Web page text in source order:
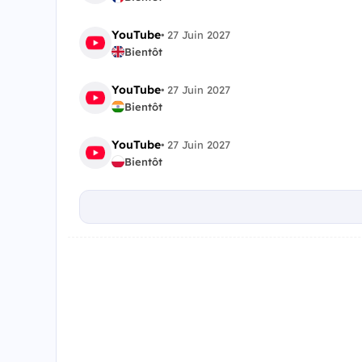
YouTube• 27 Juin 2027
Bientôt
YouTube• 27 Juin 2027
Bientôt
YouTube• 27 Juin 2027
Bientôt